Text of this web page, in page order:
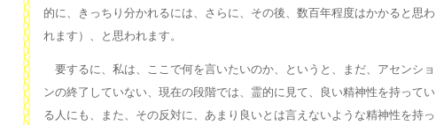
的に、きっちり分かれるには、さらに、その後、数百年程度はかかると思わ
れます）、と思われます。
要するに、私は、ここで何を言いたいのか、というと、まだ、アセンショ
ンの終了していない、現在の段階では、霊的に見て、良い精神性を持ってい
る人にも、また、その反対に、あまり良いとは言えないような精神性を持っ